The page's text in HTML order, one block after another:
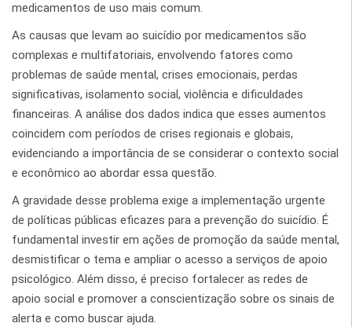
medicamentos de uso mais comum.
As causas que levam ao suicídio por medicamentos são
complexas e multifatoriais, envolvendo fatores como
problemas de saúde mental, crises emocionais, perdas
significativas, isolamento social, violência e dificuldades
financeiras. A análise dos dados indica que esses aumentos
coincidem com períodos de crises regionais e globais,
evidenciando a importância de se considerar o contexto social
e econômico ao abordar essa questão.
A gravidade desse problema exige a implementação urgente
de políticas públicas eficazes para a prevenção do suicídio. É
fundamental investir em ações de promoção da saúde mental,
desmistificar o tema e ampliar o acesso a serviços de apoio
psicológico. Além disso, é preciso fortalecer as redes de
apoio social e promover a conscientização sobre os sinais de
alerta e como buscar ajuda.